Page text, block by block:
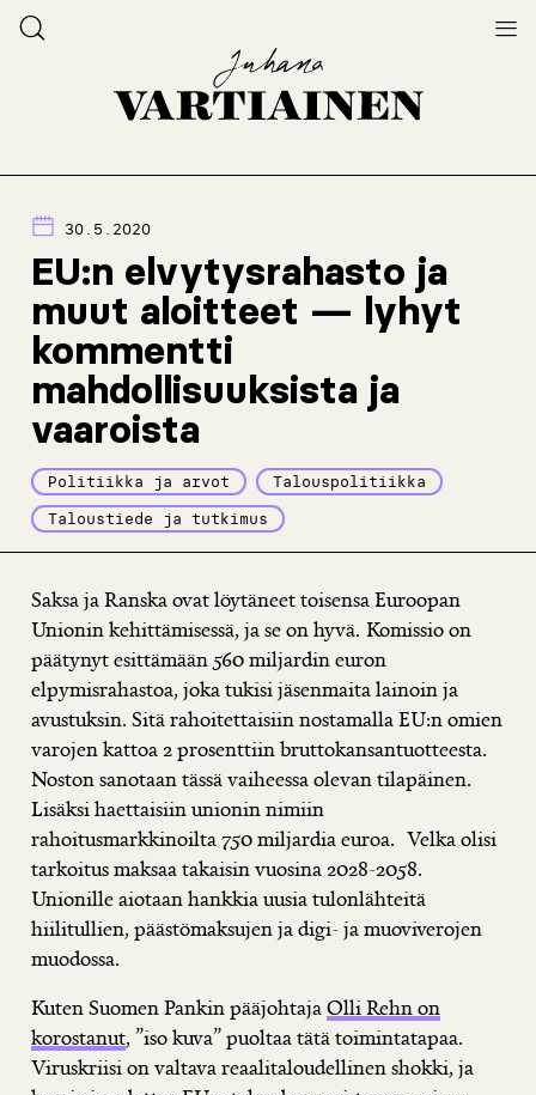
30.5.2020
EU:n elvytysrahasto ja
muut aloitteet — lyhyt
kommentti
mahdollisuuksista ja
vaaroista
Politiikka ja arvot Talouspolitiikka
Taloustiede ja tutkimus
Saksa ja Ranska ovat löytäneet toisensa Euroopan
Unionin kehittämisessä, ja se on hyvä. Komissio on
päätynyt esittämään 560 miljardin euron
elpymisrahastoa, joka tukisi jäsenmaita lainoin ja
avustuksin. Sitä rahoitettaisiin nostamalla EU:n omien
varojen kattoa 2 prosenttiin bruttokansantuotteesta.
Noston sanotaan tässä vaiheessa olevan tilapäinen.
Lisäksi haettaisiin unionin nimiin
rahoitusmarkkinoilta 750 miljardia euroa. Velka olisi
tarkoitus maksaa takaisin vuosina 2028-2058.
Unionille aiotaan hankkia uusia tulonlähteitä
hiilitullien, päästömaksujen ja digi- ja muoviverojen
muodossa.
Kuten Suomen Pankin pääjohtajaOlli Rehn on
korostanut, ”iso kuva” puoltaa tätä toimintatapaa.
Viruskriisi on valtava reaalitaloudellinen shokki, ja